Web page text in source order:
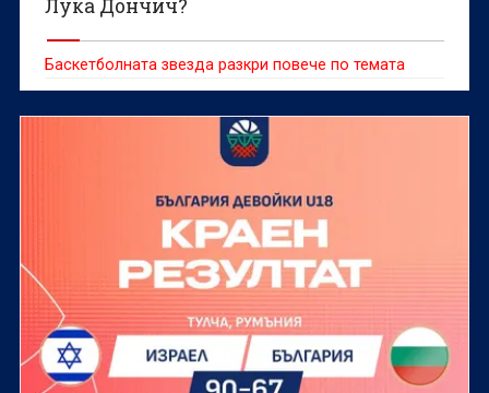
Лука Дончич?
Баскетболната звезда разкри повече по темата